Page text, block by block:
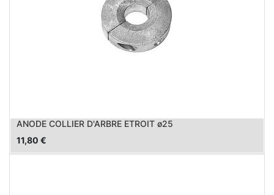
ANODE COLLIER D'ARBRE ETROIT ø25
11,80 €